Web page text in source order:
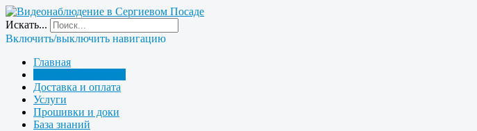
Искать...
Включить/выключить навигацию
Главная
Доставка и оплата
Услуги
Прошивки и доки
База знаний